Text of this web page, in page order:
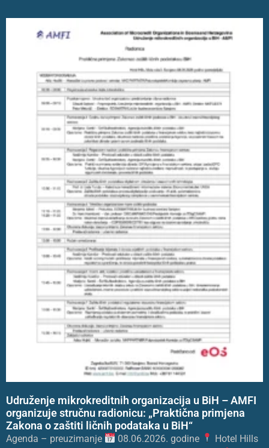
Udruženje mikrokreditnih organizacija u BiH – AMFI
organizuje stručnu radionicu: „Praktična primjena
Zakona o zaštiti ličnih podataka u BiH“
Agenda – preuzimanje 08.06.2026. godine
Hotel Hills